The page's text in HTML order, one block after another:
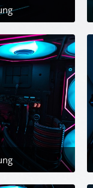
um 21:45
um 21:45